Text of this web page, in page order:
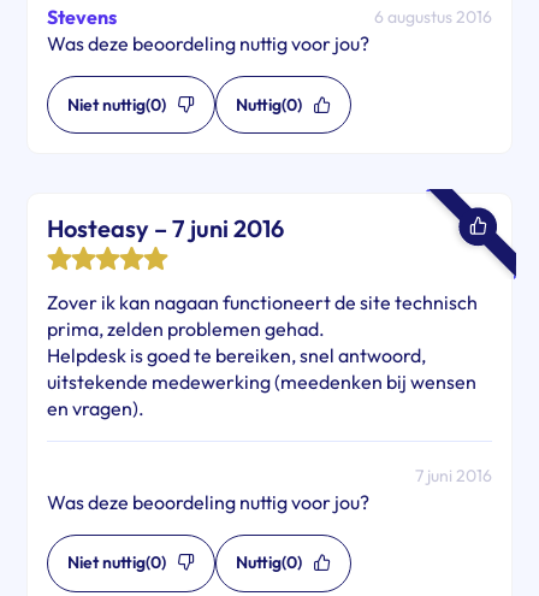
Stevens 6 augustus 2016
Was deze beoordeling nuttig voor jou?
Niet nuttig(0) Nuttig(0)
Hosteasy – 7 juni 2016
Zover ik kan nagaan functioneert de site technisch
prima, zelden problemen gehad.
Helpdesk is goed te bereiken, snel antwoord,
uitstekende medewerking (meedenken bij wensen
en vragen).
7 juni 2016
Was deze beoordeling nuttig voor jou?
Niet nuttig(0) Nuttig(0)